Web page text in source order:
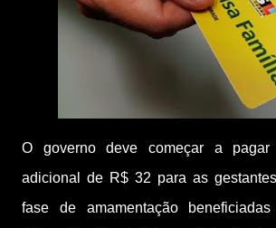
O governo deve começar a
adicional de R$ 32 para as
fase de amamentação